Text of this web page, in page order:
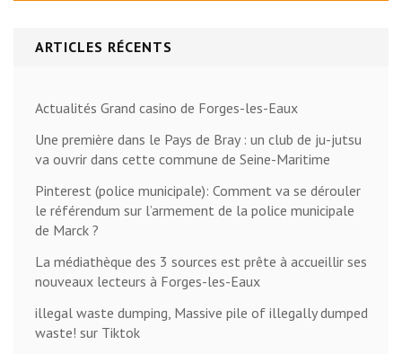
ARTICLES RÉCENTS
Actualités Grand casino de Forges-les-Eaux
Une première dans le Pays de Bray : un club de ju-jutsu
va ouvrir dans cette commune de Seine-Maritime
Pinterest (police municipale): Comment va se dérouler
le référendum sur l’armement de la police municipale
de Marck ?
La médiathèque des 3 sources est prête à accueillir ses
nouveaux lecteurs à Forges-les-Eaux
illegal waste dumping, Massive pile of illegally dumped
waste! sur Tiktok